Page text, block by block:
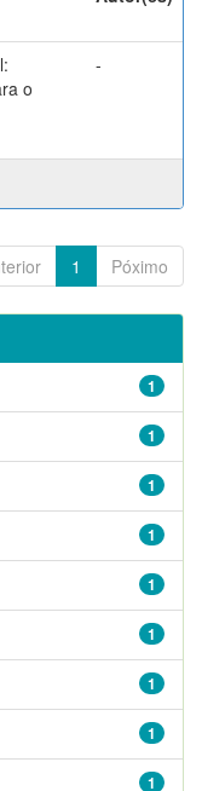
o
-
1 Póximo
1
1
1
1
1
1
1
1
1